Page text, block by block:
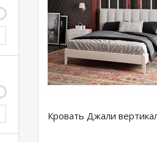
Кровать Джали